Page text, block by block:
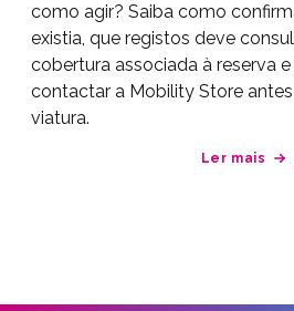
como agir? Saiba como
existia, que registos deve
cobertura associada à reserva
contactar a Mobility Store
viatura.
Ler mais